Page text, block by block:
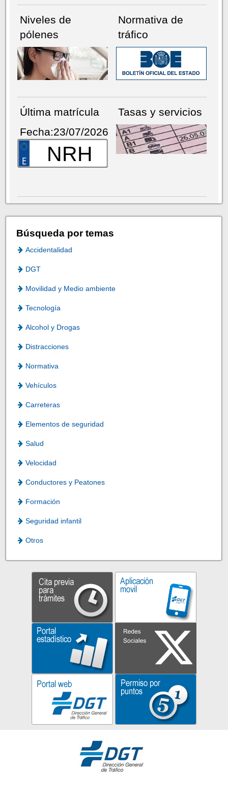
Niveles de
pólenes
Normativa de
tráfico
Última matrícula
Fecha:23/07/2026
NRH
Tasas y servicios
Búsqueda por temas
Accidentalidad
DGT
Movilidad y Medio ambiente
Tecnología
Alcohol y Drogas
Distracciones
Normativa
Vehículos
Carreteras
Elementos de seguridad
Salud
Velocidad
Conductores y Peatones
Formación
Seguridad infantil
Otros